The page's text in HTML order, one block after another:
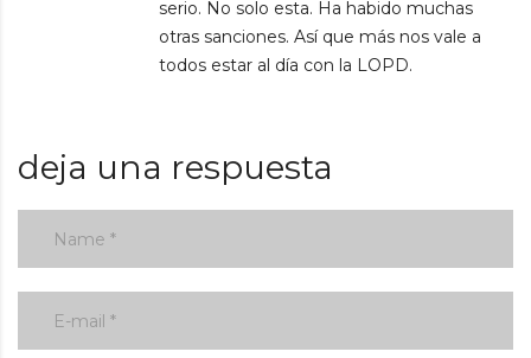
serio. No solo esta. Ha habido muchas
otras sanciones. Así que más nos vale a
todos estar al día con la LOPD.
deja una respuesta